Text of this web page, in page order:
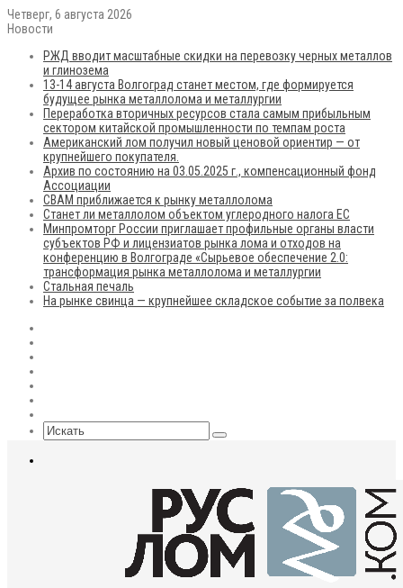
Четверг, 6 августа 2026
Новости
РЖД вводит масштабные скидки на перевозку черных металлов
и глинозема
13-14 августа Волгоград станет местом, где формируется
будущее рынка металлолома и металлургии
Переработка вторичных ресурсов стала самым прибыльным
сектором китайской промышленности по темпам роста
Американский лом получил новый ценовой ориентир — от
крупнейшего покупателя.
Архив по состоянию на 03.05.2025 г., компенсационный фонд
Ассоциации
CBAM приближается к рынку металлолома
Станет ли металлолом объектом углеродного налога ЕС
Минпромторг России приглашает профильные органы власти
субъектов РФ и лицензиатов рынка лома и отходов на
конференцию в Волгограде «Сырьевое обеспечение 2.0:
трансформация рынка металлолома и металлургии
Стальная печаль
На рынке свинца — крупнейшее складское событие за полвека
Искать